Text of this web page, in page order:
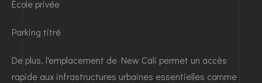
École privée
Parking titré
De plus, l'emplacement de New Cali permet un accès
rapide aux infrastructures urbaines essentielles comme